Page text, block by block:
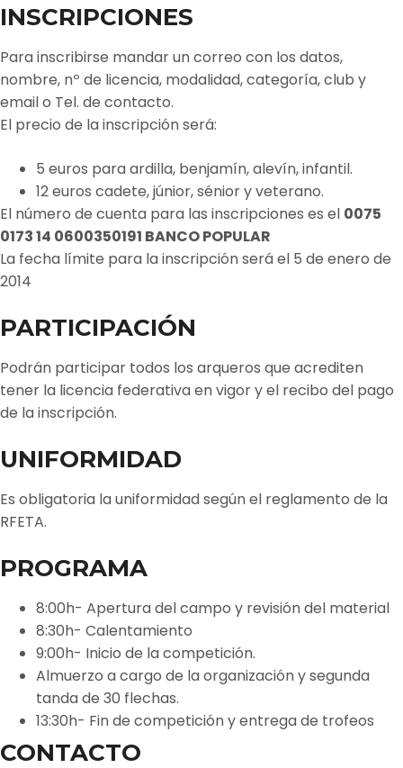
INSCRIPCIONES
Para inscribirse mandar un correo con los datos,
nombre, nº de licencia, modalidad, categoría, club y
email o Tel. de contacto.
El precio de la inscripción será:
5 euros para ardilla, benjamín, alevín, infantil.
12 euros cadete, júnior, sénior y veterano.
El número de cuenta para las inscripciones es el 0075
0173 14 0600350191 BANCO POPULAR
La fecha límite para la inscripción será el 5 de enero de
2014
PARTICIPACIÓN
Podrán participar todos los arqueros que acrediten
tener la licencia federativa en vigor y el recibo del pago
de la inscripción.
UNIFORMIDAD
Es obligatoria la uniformidad según el reglamento de la
RFETA.
PROGRAMA
8:00h- Apertura del campo y revisión del material
8:30h- Calentamiento
9:00h- Inicio de la competición.
Almuerzo a cargo de la organización y segunda
tanda de 30 flechas.
13:30h- Fin de competición y entrega de trofeos
CONTACTO